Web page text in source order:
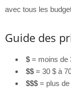
avec tous les
Guide des
$ = moins de
$$ = 30 $ à
$$$ = plus de